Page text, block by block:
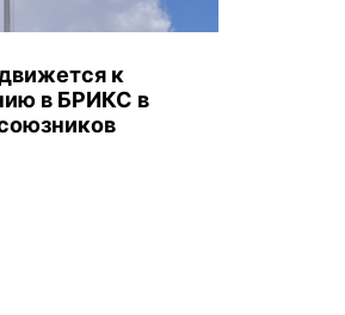
к
в БРИКС в